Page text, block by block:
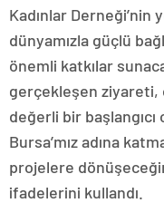
Kadınlar Derneği’nin
dünyamızla güçlü
önemli katkılar
gerçekleşen ziyareti,
değerli bir
Bursa’mız adına
projelere
ifadelerini kullandı.